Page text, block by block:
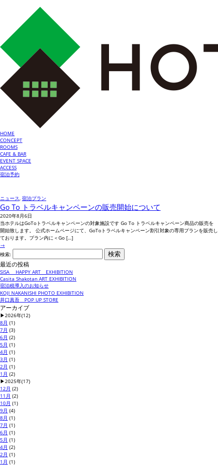
HOME
CONCEPT
ROOMS
CAFE & BAR
EVENT SPACE
ACCESS
宿泊予約
ニュース, 宿泊プラン
Go To トラベルキャンペーンの販売開始について
2020年8月6日
当ホテルはGoToトラベルキャンペーンの対象施設です Go To トラベルキャンペーン商品の販売を
開始致します。 公式ホームページにて、GoToトラベルキャンペーン割引対象の専用プランを販売し
ております。プラン内に＜Go […]
→
検索:
最近の投稿
SISA HAPPY ART EXHIBITION
Casita Shakotan ART EXHIBITION
宿泊税導入のお知らせ
KOJI NAKANISHI PHOTO EXHIBITION
井口真吾 POP UP STORE
アーカイブ
▶2026年(12)
8月 (1)
7月 (3)
6月 (2)
5月 (1)
4月 (1)
3月 (1)
2月 (1)
1月 (2)
▶2025年(17)
12月 (2)
11月 (2)
10月 (1)
9月 (4)
8月 (1)
7月 (1)
6月 (1)
5月 (1)
4月 (2)
2月 (1)
1月 (1)